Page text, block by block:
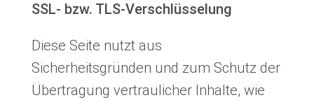
SSL- bzw. TLS-Verschlüsselung
Diese Seite nutzt aus
Sicherheitsgründen und zum Schutz der
Übertragung vertraulicher Inhalte, wie